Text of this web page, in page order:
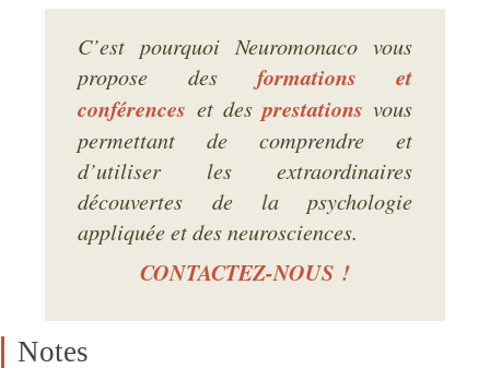
C’est pourquoi Neuromonaco vous
propose des formations et
conférences et des prestations vous
permettant de comprendre et
d’utiliser les extraordinaires
découvertes de la psychologie
appliquée et des neurosciences.
CONTACTEZ-NOUS !
Notes